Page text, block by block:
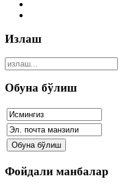
Излаш
Обуна бўлиш
Фойдали манбалар